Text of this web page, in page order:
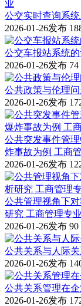
公交实时查询系
2026-01-26发布
公交车报站系统
2026-01-26发布
公共政策与伦理
2026-01-26发布
公共突发事件管
炸事故为例 工商
2026-01-26发布
公共管理视角下
研究 工商管理专业
2026-01-26发布 90
公共关系与人际
2026-01-26发布
公共关系管理在
2026-01-26发布